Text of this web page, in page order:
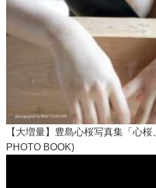
【大増量】豊島心桜写真集「心
PHOTO BOOK)